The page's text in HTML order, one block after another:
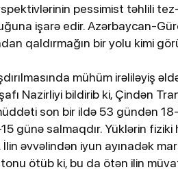
pessimist təhlili
işarə edir. Azərbaycan-
qaldırmağın bir yolu kimi
mühüm irəliləyiş
Nazirliyi bildirib ki, Çindən
son bir ildə 53 gündən
günə salmaqdır. Yüklərin
əvvəlindən iyun ayınadək
tonu ötüb ki, bu da ötən ilin